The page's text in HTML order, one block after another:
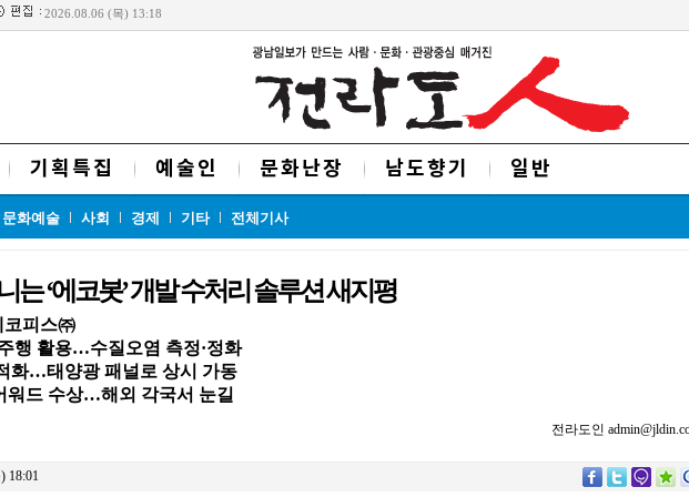
2026.08.06 (목) 13:18
기획특집 예술인 문화난장 남도향기 일반
문화예술 사회 경제 기타 전체기사
는 ‘에코봇’ 개발 수처리 솔루션 새지평
코피스㈜
행 활용…수질오염 측정·정화
화…태양광 패널로 상시 가동
워드 수상…해외 각국서 눈길
전라도인
18:01